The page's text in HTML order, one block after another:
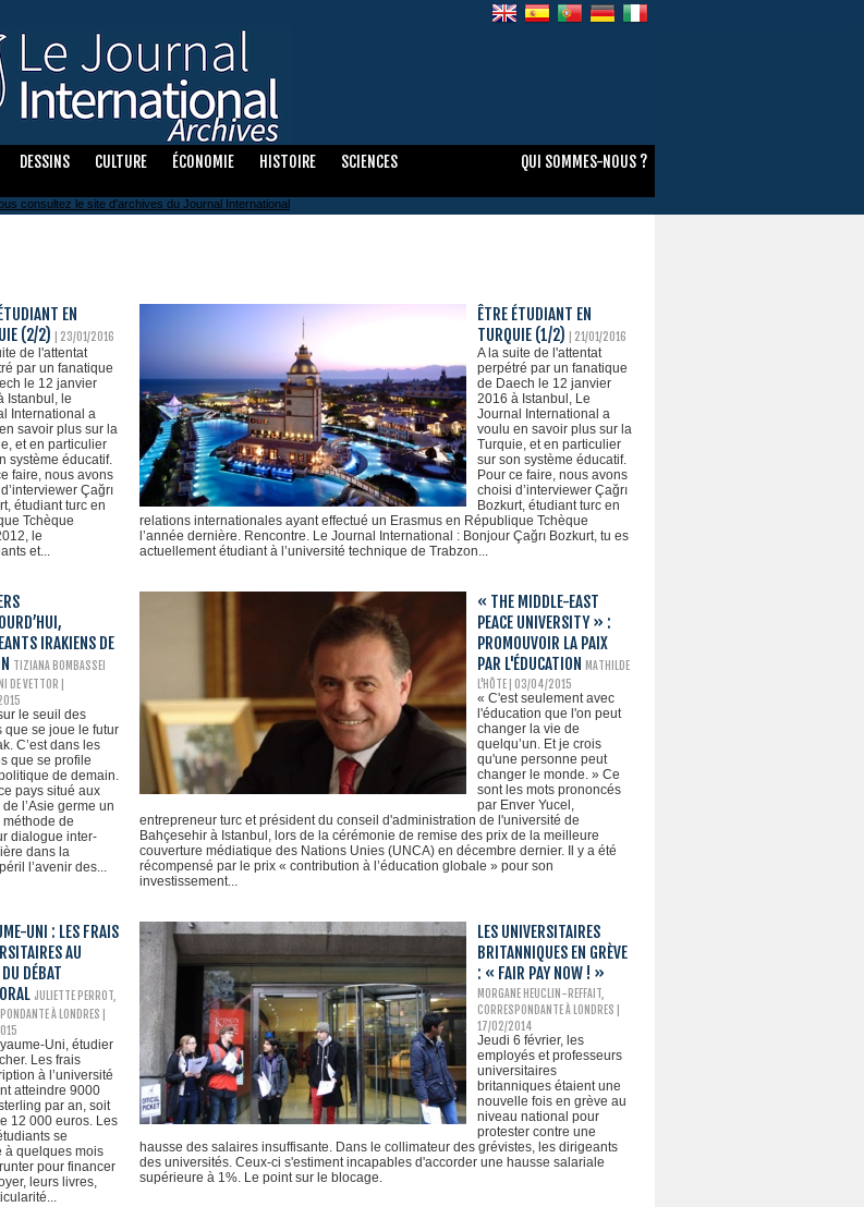
DESSINS CULTURE ÉCONOMIE HISTOIRE
SCIENCES
QUI SOMMES-NOUS ?
EN
(2/2)
| 23/01/2016
de l'attentat
par un fanatique
le 12 janvier
Istanbul, le
International a
savoir plus sur la
et en particulier
système éducatif.
faire, nous avons
Çağrı
étudiant turc en
Tchèque
le
et...
ÊTRE ÉTUDIANT EN
TURQUIE (1/2)
| 21/01/2016
A la suite de l'attentat
perpétré par un fanatique
de Daech le 12 janvier
2016 à Istanbul, Le
Journal International a
voulu en savoir plus sur la
Turquie, et en particulier
sur son système éducatif.
Pour ce faire, nous avons
choisi d’interviewer Çağrı
Bozkurt, étudiant turc en
relations internationales ayant effectué un Erasmus en République Tchèque
l’année dernière. Rencontre. Le Journal International : Bonjour Çağrı Bozkurt, tu es
actuellement étudiant à l’université technique de Trabzon...
IRAKIENS DE
TIZIANA BOMBASSEI
DE VETTOR
le seuil des
que se joue le futur
C’est dans les
que se profile
politique de demain.
pays situé aux
l’Asie germe un
méthode de
dialogue inter-
dans la
l’avenir des...
« THE MIDDLE-EAST
PEACE UNIVERSITY » :
PROMOUVOIR LA PAIX
PAR L'ÉDUCATION MATHILDE
L'HÔTE| 03/04/2015
« C'est seulement avec
l'éducation que l'on peut
changer la vie de
quelqu’un. Et je crois
qu'une personne peut
changer le monde. » Ce
sont les mots prononcés
par Enver Yucel,
entrepreneur turc et président du conseil d'administration de l'université de
Bahçesehir à Istanbul, lors de la cérémonie de remise des prix de la meilleure
couverture médiatique des Nations Unies (UNCA) en décembre dernier. Il y a été
récompensé par le prix « contribution à l’éducation globale » pour son
investissement...
UNI : LES FRAIS
AU
DÉBAT
JULIETTE PERROT,
À LONDRES |
Uni, étudier
Les frais
à l’université
atteindre 9000
par an, soit
12 000 euros. Les
se
à quelques mois
pour financer
leurs livres,
LES UNIVERSITAIRES
BRITANNIQUES EN GRÈVE
: « FAIR PAY NOW ! »
MORGANE HEUCLIN-REFFAIT,
CORRESPONDANTE À LONDRES
17/02/2014
Jeudi 6 février, les
employés et professeurs
universitaires
britanniques étaient une
nouvelle fois en grève au
niveau national pour
protester contre une
hausse des salaires insuffisante. Dans le collimateur des grévistes, les dirigeants
des universités. Ceux-ci s'estiment incapables d'accorder une hausse salariale
supérieure à 1%. Le point sur le blocage.